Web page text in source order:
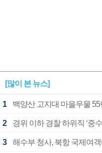
[많이 본 뉴스]
1 백양산 고지대 마을우물
2 경위 이하 경찰 하위직 ‘중
3 해수부 청사, 북항 국제여